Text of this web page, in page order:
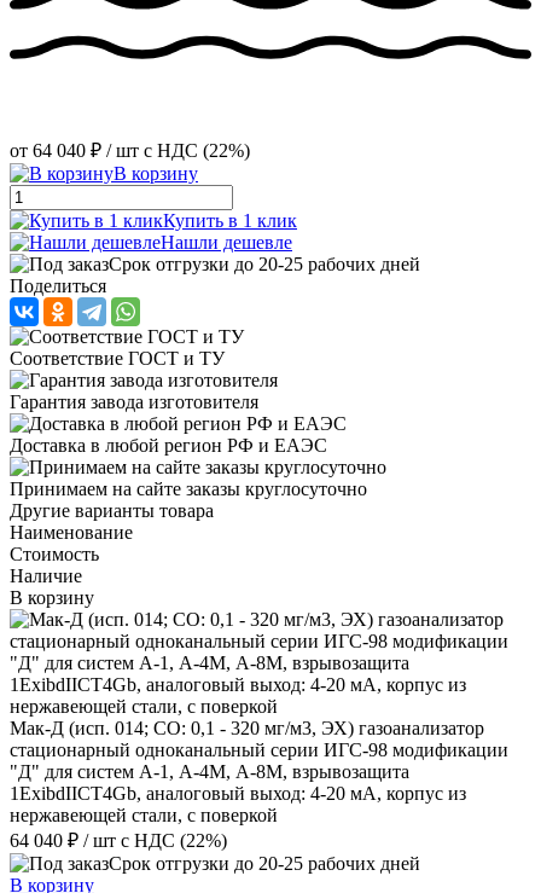
от 64 040 ₽ / шт с НДС (22%)
В корзину
Купить в 1 клик
Нашли дешевле
Срок отгрузки до 20-25 рабочих дней
Поделиться
Соответствие ГОСТ и ТУ
Гарантия завода изготовителя
Доставка в любой регион РФ и ЕАЭС
Принимаем на сайте заказы круглосуточно
Другие варианты товара
Наименование
Стоимость
Наличие
В корзину
Мак-Д (исп. 014; СО: 0,1 - 320 мг/м3, ЭХ) газоанализатор
стационарный одноканальный серии ИГС-98 модификации
"Д" для систем А-1, А-4М, А-8М, взрывозащита
1ExibdIICT4Gb, аналоговый выход: 4-20 мА, корпус из
нержавеющей стали, с поверкой
64 040 ₽ / шт с НДС (22%)
Срок отгрузки до 20-25 рабочих дней
В корзину